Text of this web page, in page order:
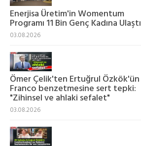
Enerjisa Üretim'in Womentum
Programı 11 Bin Genç Kadına Ulaştı
03.08.2026
Ömer Çelik'ten Ertuğrul Özkök'ün
Franco benzetmesine sert tepki:
"Zihinsel ve ahlaki sefalet"
03.08.2026